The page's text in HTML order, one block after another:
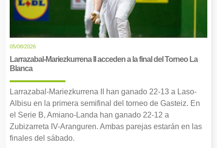
05/08/2026
Larrazabal-Mariezkurrena II acceden a la final del Torneo La
Blanca
Larrazabal-Mariezkurrena II han ganado 22-13 a Laso-
Albisu en la primera semifinal del torneo de Gasteiz. En
el Serie B, Amiano-Landa han ganado 22-12 a
Zubizarreta IV-Aranguren. Ambas parejas estarán en las
finales del sábado.